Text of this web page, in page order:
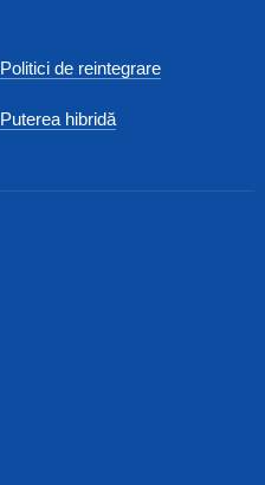
Politici de reintegrare
Puterea hibridă